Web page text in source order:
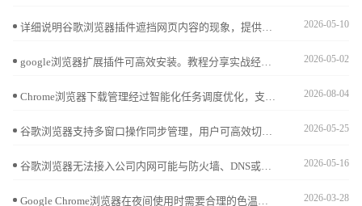
详细说明谷歌浏览器插件遮挡网页内容的现象，提供调整插件浮层位置的有效技巧，改善浏览体验。 2026-05-10
google浏览器扩展插件可高效安装。教程分享实战经验，包括批量安装、权限设置和配置技巧，帮助用户快速管理插件，提高浏览器使用效率。 2026-05-02
Chrome浏览器下载管理经过智能化任务调度优化，支持多任务同时处理和带宽自动分配，用户可以高效完成文件下载，同时减少下载失败，提高整体操作效率和使用便利性。 2026-08-04
谷歌浏览器支持多窗口操作同步管理，用户可高效切换和整理多个窗口，提升办公与浏览效率。 2026-05-25
谷歌浏览器无法接入公司内网可能与防火墙、DNS或代理设置有关，建议确认网络策略配置并设置相应的访问权限。 2026-05-16
Google Chrome浏览器在夜间使用时需要合理的色温调节以降低蓝光伤害。本教程在详解官方下载与安装路径后，重点分享开启实验性全局暗黑模式及配置高质感护眼皮肤的实操心得，为您营造柔和的视觉环境，全方位守护眼部健康。 2026-03-28